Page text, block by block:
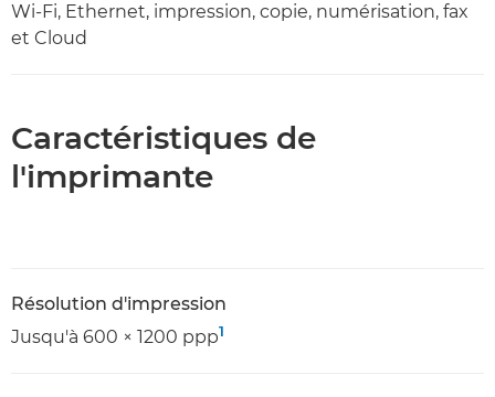
Wi-Fi, Ethernet, impression, copie, numérisation, fax
et Cloud
Caractéristiques de
l'imprimante
Résolution d'impression
Jusqu'à 600 × 1200 ppp1